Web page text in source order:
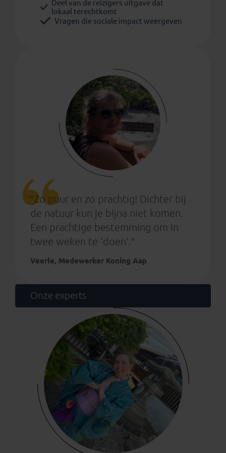
Deel van de reizigers uitgave dat
lokaal terechtkomt
Vragen die sociale impact weergeven
“Zo puur en zo prachtig! Dichter bij
de natuur kun je bijna niet komen.
Een prachtige bestemming om in
twee weken te 'doen'.”
Veerle, Medewerker Koning Aap
Onze experts